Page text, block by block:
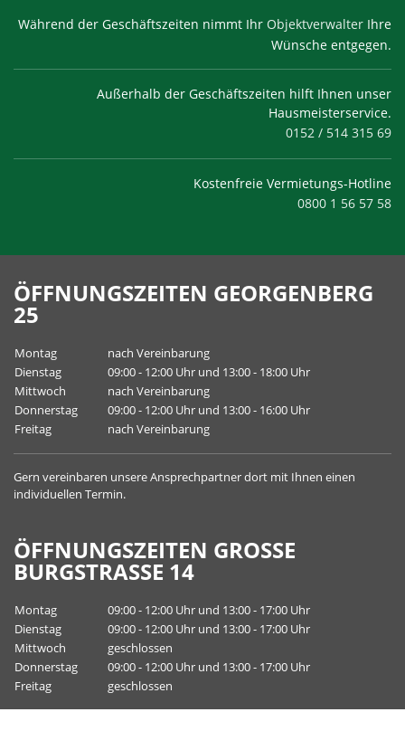
Während der Geschäftszeiten nimmt Ihr Objektverwalter Ihre
Wünsche entgegen.
Außerhalb der Geschäftszeiten hilft Ihnen unser
Hausmeisterservice.
0152 / 514 315 69
Kostenfreie Vermietungs-Hotline
0800 1 56 57 58
ÖFFNUNGSZEITEN GEORGENBERG
25
Montag
nach Vereinbarung
Dienstag
09:00 - 12:00 Uhr und 13:00 - 18:00 Uhr
Mittwoch
nach Vereinbarung
Donnerstag
09:00 - 12:00 Uhr und 13:00 - 16:00 Uhr
Freitag
nach Vereinbarung
Gern vereinbaren unsereAnsprechpartnerdort mit Ihnen einen
individuellen Termin.
ÖFFNUNGSZEITEN GROSSE B
URGSTRASSE 14
Montag
09:00 - 12:00 Uhr und 13:00 - 17:00 Uhr
Dienstag
09:00 - 12:00 Uhr und 13:00 - 17:00 Uhr
Mittwoch
geschlossen
Donnerstag
09:00 - 12:00 Uhr und 13:00 - 17:00 Uhr
Freitag
geschlossen